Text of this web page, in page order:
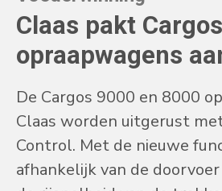
Claas pakt Cargos
opraapwagens
De Cargos 9000 en 8000
Claas worden uitgerust
Control. Met de nieuwe
afhankelijk van de